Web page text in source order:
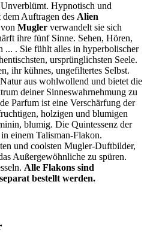
Hypnotisch und
Auftragen des Alien
von Mugler verwandelt sie sich
ihre fünf Sinne. Sehen, Hören,
... . Sie fühlt alles in hyperbolischer
ursprünglichsten Seele.
ihr kühnes, ungefiltertes Selbst.
aus wohlwollend und bietet die
deiner Sinneswahrnehmung zu
Parfum ist eine Verschärfung der
holzigen und blumigen
blumig. Die Quintessenz der
einem Talisman-Flakon.
und coolsten Mugler-Duftbilder,
Außergewöhnliche zu spüren.
Alle Flakons sind
bestellt werden.